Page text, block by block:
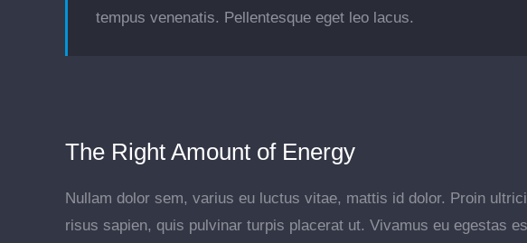
tempus venenatis. Pellentesque eget leo lacus.
The Right Amount of Energy
Nullam dolor sem, varius eu luctus vitae, mattis id dolor. Proin
risus sapien, quis pulvinar turpis placerat ut. Vivamus eu egestas